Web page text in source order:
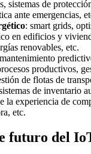
sistemas de
ante emergencias,
: smart grids,
en edificios y
renovables, etc.
productivos,
de flotas de
de inventario
la experiencia de
etc.
futuro del